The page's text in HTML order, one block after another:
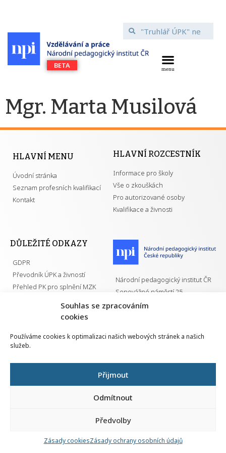
Souhlas se zpracováním
cookies
Používáme cookies k optimalizaci našich webových stránek a našich
služeb.
Přijmout
Odmítnout
Předvolby
Zásady cookiesZásady ochrany osobních údajů
Mgr. Marta Musilová
HLAVNÍ MENU
Úvodní stránka
Seznam profesních kvalifikací
Kontakt
HLAVNÍ ROZCESTNÍK
Informace pro školy
Vše o zkouškách
Pro autorizované osoby
Kvalifikace a živnosti
DŮLEŽITÉ ODKAZY
GDPR
Převodník ÚPK a živností
Přehled PK pro splnění MZK
Národní pedagogický institut ČR
Senovážné náměstí 25
110 00 Praha 1